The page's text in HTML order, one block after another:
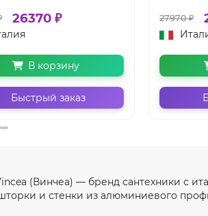
26370 ₽
В корзину
Быстрый заказ
27970 ₽
(Винчеа) — бренд сантехники с
и стенки из алюминиевого